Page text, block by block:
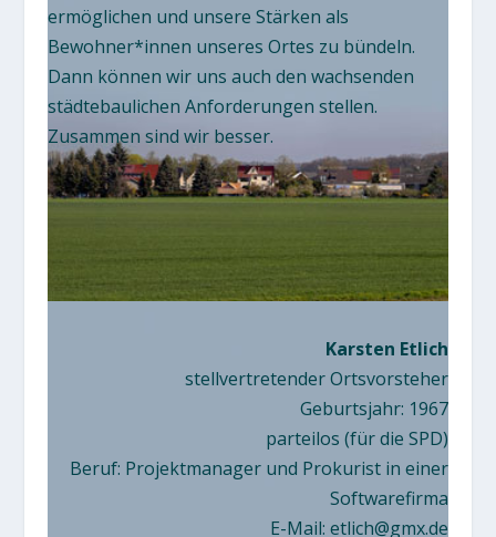
ermöglichen und unsere Stärken als
Bewohner*innen unseres Ortes zu bündeln.
Dann können wir uns auch den wachsenden
städtebaulichen Anforderungen stellen.
Zusammen sind wir besser.
Karsten Etlich
stellvertretender Ortsvorsteher
Geburtsjahr: 1967
parteilos (für die SPD)
Beruf: Projektmanager und Prokurist in einer
Softwarefirma
E-Mail: etlich@gmx.de